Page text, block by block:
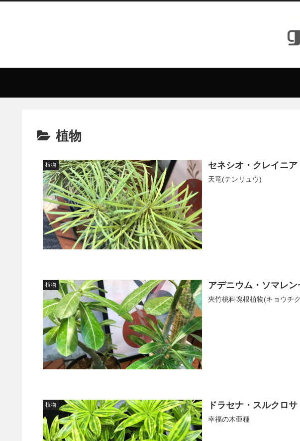
植物
植物 セネシオ・クレイニア
天竜(テンリュウ)
植物 アデニウム・ソマレン
夾竹桃科塊根植物(キョウチ
植物 ドラセナ・スルクロ
幸福の木亜種